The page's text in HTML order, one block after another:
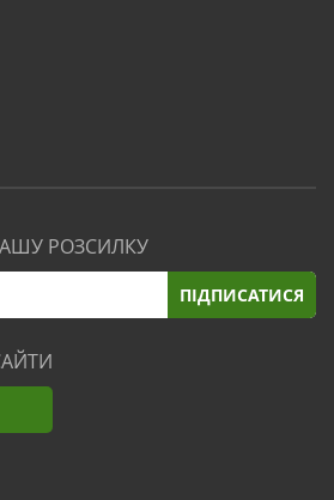
РОЗСИЛКУ
ПІДПИСАТИСЯ